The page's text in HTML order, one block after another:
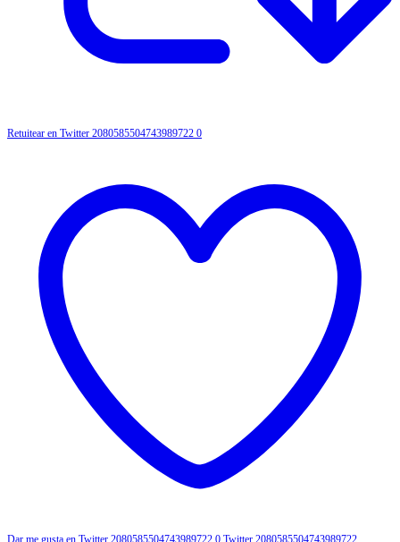
Retuitear en Twitter 2080585504743989722 0
Dar me gusta en Twitter 2080585504743989722 0 Twitter 2080585504743989722